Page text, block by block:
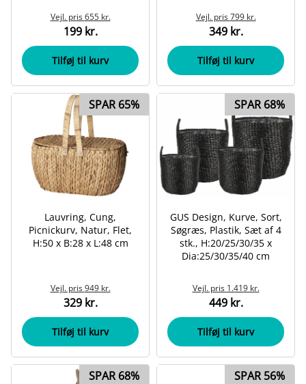
Vejl. pris655 kr.
199 kr.
Tilføj til kurv
Vejl. pris799 kr.
349 kr.
Tilføj til kurv
SPAR 65%
Lauvring, Cung,
Picnickurv, Natur, Flet,
H:50 x B:28 x L:48 cm
Vejl. pris949 kr.
329 kr.
Tilføj til kurv
SPAR 68%
GUS Design, Kurve, Sort,
Søgræs, Plastik, Sæt af 4
stk., H:20/25/30/35 x
Dia:25/30/35/40 cm
Vejl. pris 1.419 kr.
449 kr.
Tilføj til kurv
SPAR 68% SPAR 56%